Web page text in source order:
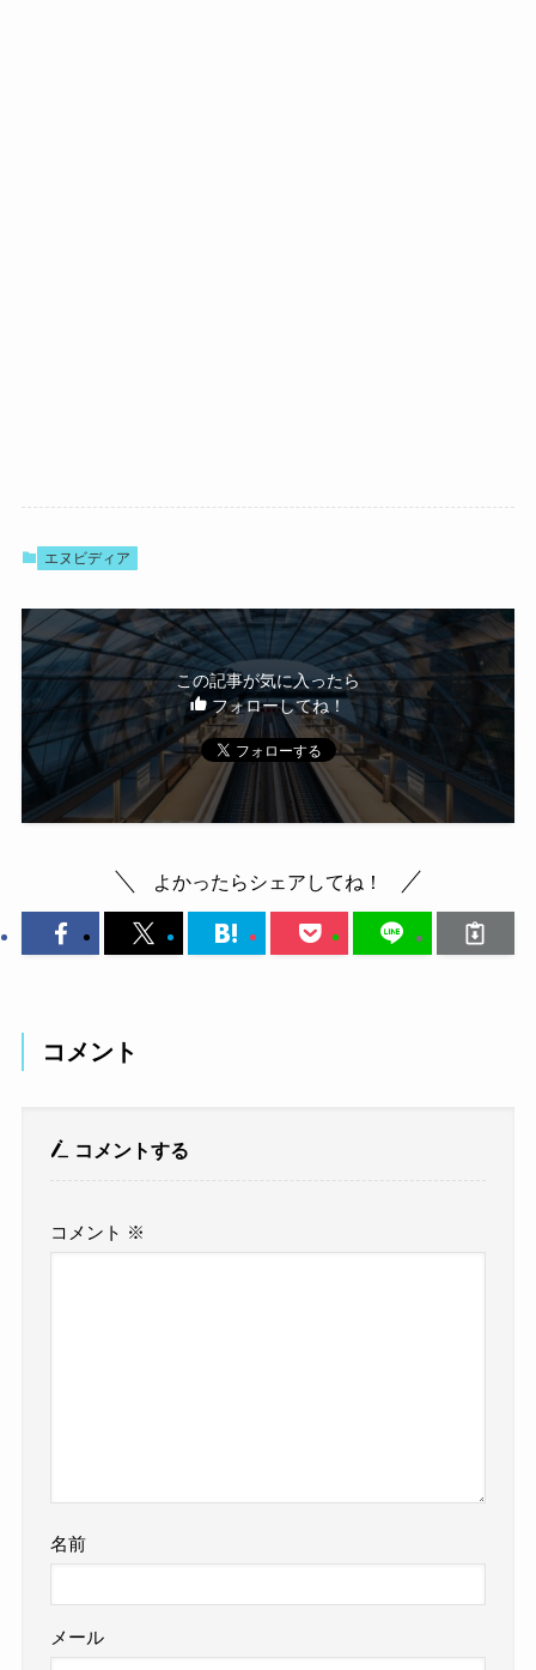
エヌビディア
この記事が気に入ったら
フォローしてね！
よかったらシェアしてね！
コメント
コメントする
コメント ※
名前
メール